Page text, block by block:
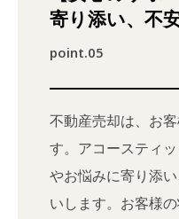
寄り添い、不
point.05
不動産売却は、お
す。アコースティ
やお悩みに寄り添
いします。お客様